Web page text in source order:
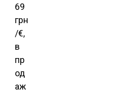
69
грн
/€,
в
пр
од
аж